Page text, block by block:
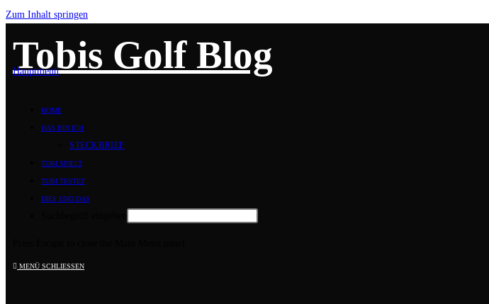
Zum Inhalt springen
Tobis Golf Blog
Hauptmenü
HOME
DAS BIN ICH
STECKBRIEF
TOBI SPIELT
TOBI TESTET
DIES UND DAS
MENÜ SCHLIESSEN